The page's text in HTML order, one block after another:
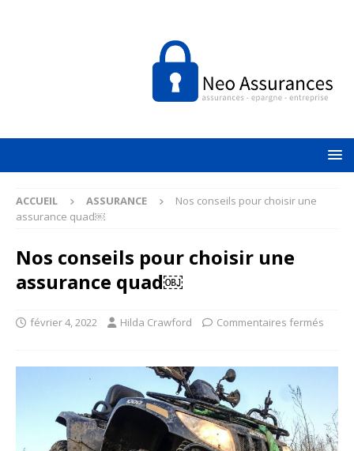
ACCUEIL ASSURANCE
Nos conseils pour choisir une
assurance quad￼
Nos conseils pour choisir une
assurance quad￼
février 4, 2022 Hilda Crawford Commentaires fermés